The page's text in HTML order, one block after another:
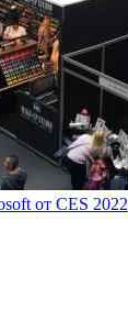
от CES 2022